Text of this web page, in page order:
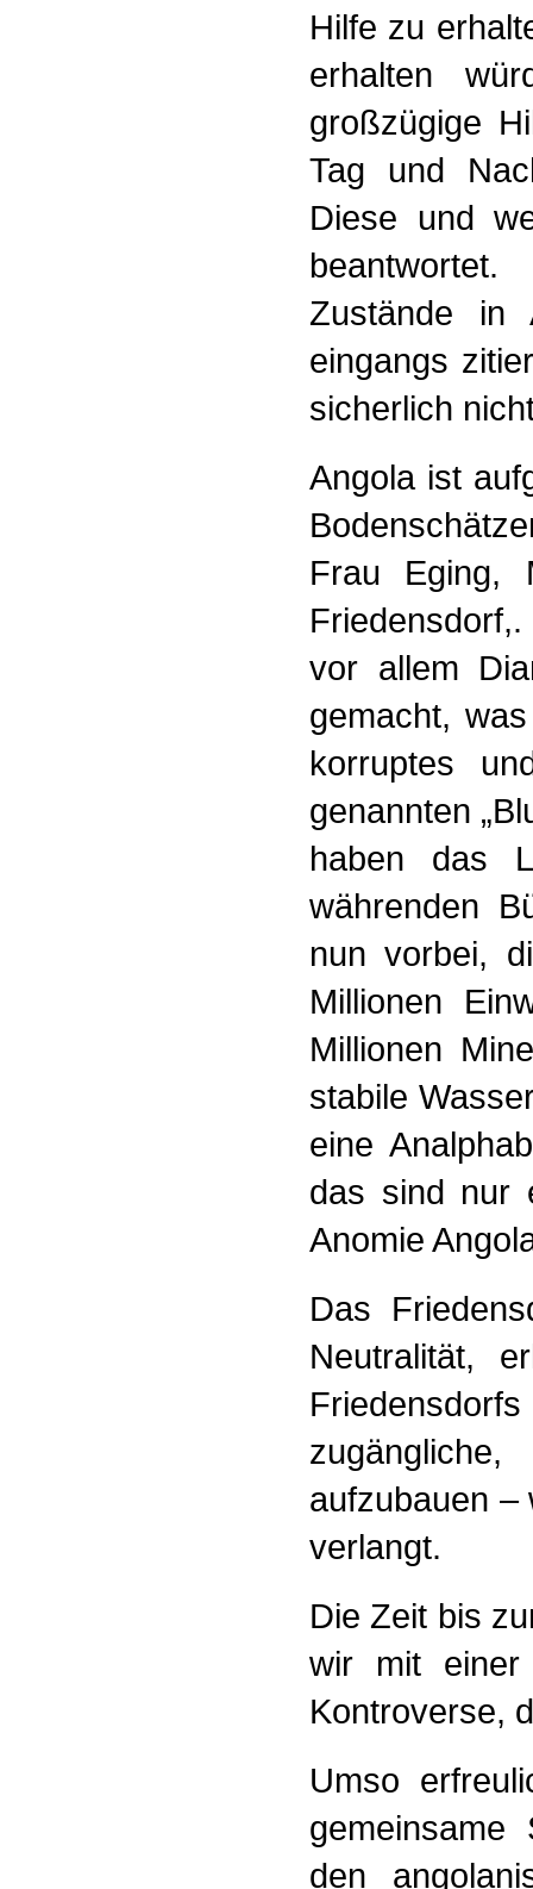
Hilfe zu
erhalten
großzügige
Tag und
Diese und
Zustände in
eingangs
sicherlich
Angola ist
Frau Eging,
vor allem
gemacht,
korruptes
genannten
haben das
währenden
nun vorbei,
Millionen
Millionen
stabile
eine
das sind nur
Anomie
Das
Neutralität,
aufzubauen –
verlangt.
Die Zeit bis
wir mit einer
Kontroverse,
Umso
den